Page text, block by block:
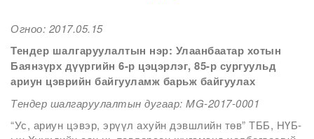
Огноо: 2017.05.15
Тендер шалгаруулалтын нэр: Улаанбаатар хотын
Баянзүрх дүүргийн 6-р цэцэрлэг, 85-р сургуульд
ариун цэврийн байгууламж барьж байгуулах
Тендер шалгаруулалтын дугаар: MG-2017-0001
“Ус, ариун цэвэр, эрүүл ахуйн дэвшлийн төв” ТББ, НҮБ-